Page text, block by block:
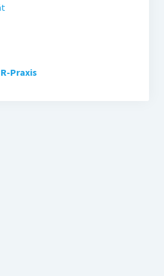
Praxis